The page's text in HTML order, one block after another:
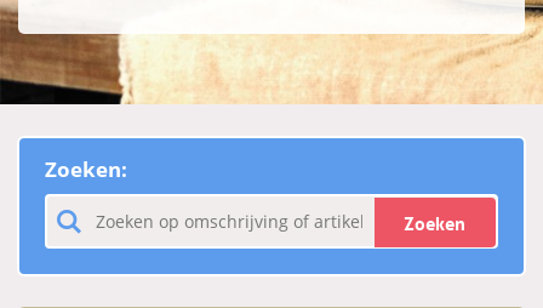
Zoeken:
Zoeken